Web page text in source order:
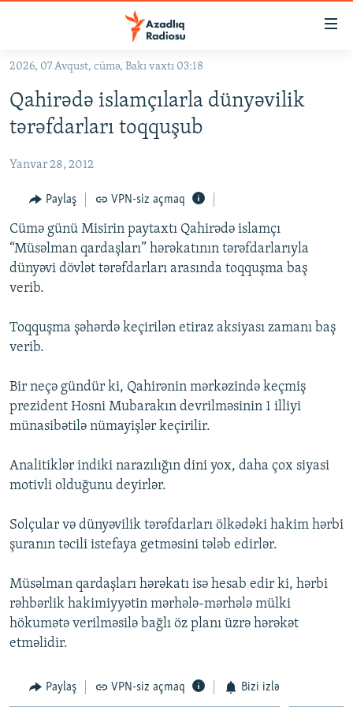
Əsas
qayıt
Əsas
qayıt
#İZAHLA
#ƏSLINDƏ
FƏRQƏ BAX
QANUNI DOĞRU
ARAŞDIRMA
MULTIMEDIA
FOTOQALEREYA
KARIKATURA
OXU ZALI
İSLAM VƏ DEMOKRATIYA
İZ - MƏDƏNIYYƏT PROQRAMI
HAQQIMIZDA
PEŞƏ ETIKASI VƏ JURNALISTIKA STANDARTLARIMIZ
MATERIALLARIMIZDAN ISTIFADƏ
BIZIMLƏ ƏLAQƏ
BIZI IZLƏ
RFE/RL-in bütün saytları
2026, 07 Avqust, cümə, Bakı vaxtı 03:18
Qahirədə islamçılarla dünyəvilik
tərəfdarları toqquşub
Yanvar 28, 2012
Paylaş VPN-siz açmaq
Cümə günü Misirin paytaxtı Qahirədə islamçı
“Müsəlman qardaşları” hərəkatının tərəfdarlarıyla
dünyəvi dövlət tərəfdarları arasında toqquşma baş
verib.
Toqquşma şəhərdə keçirilən etiraz aksiyası zamanı baş
verib.
Bir neçə gündür ki, Qahirənin mərkəzində keçmiş
prezident Hosni Mubarakın devrilməsinin 1 illiyi
münasibətilə nümayişlər keçirilir.
Analitiklər indiki narazılığın dini yox, daha çox siyasi
motivli olduğunu deyirlər.
Solçular və dünyəvilik tərəfdarları ölkədəki hakim hərbi
şuranın təcili istefaya getməsini tələb edirlər.
Müsəlman qardaşları hərəkatı isə hesab edir ki, hərbi
rəhbərlik hakimiyyətin mərhələ-mərhələ mülki
hökumətə verilməsilə bağlı öz planı üzrə hərəkət
etməlidir.
Paylaş VPN-siz açmaq Bizi izlə